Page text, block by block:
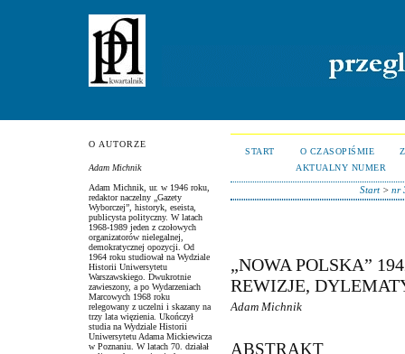
O AUTORZE
Adam Michnik
Adam Michnik, ur. w 1946 roku,
redaktor naczelny „Gazety
Wyborczej”, historyk, eseista,
publicysta polityczny. W latach
1968-1989 jeden z czołowych
organizatorów nielegalnej,
demokratycznej opozycji. Od
1964 roku studiował na Wydziale
Historii Uniwersytetu
Warszawskiego. Dwukrotnie
zawieszony, a po Wydarzeniach
Marcowych 1968 roku
relegowany z uczelni i skazany na
trzy lata więzienia. Ukończył
studia na Wydziale Historii
Uniwersytetu Adama Mickiewicza
w Poznaniu. W latach 70. działał
START O CZASOPIŚMIE
AKTUALNY NUMER
Start>nr
„NOWA POLSKA”
REWIZJE,
Adam Michnik
ABSTRAKT